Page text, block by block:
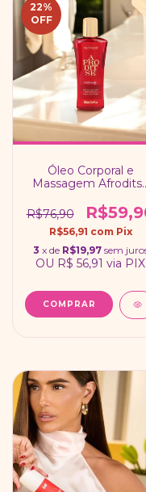
22%
OFF
Óleo Corporal e
Massagem
Afrodisíaca -
R$76,90
R$56,91 com Pix
3 x de R$19,97 sem
OU R$ 56,91 via PIX